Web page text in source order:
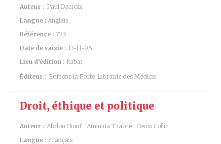
Auteur : Paul Decroix
Langue : Anglais
Référence : 773
Date de saisie : 13-11-96
Lieu d’édition : Rabat
Éditeur : Editions la Porte Librairie des Médicis
Droit, éthique et politique
Auteur : Abdou Diouf Aminata Traoré
Denis Collin
Langue : Français